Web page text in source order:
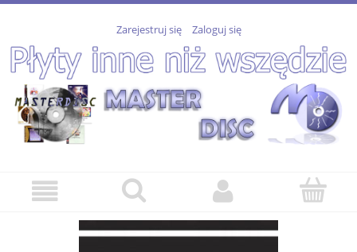
Zarejestruj się Zaloguj się